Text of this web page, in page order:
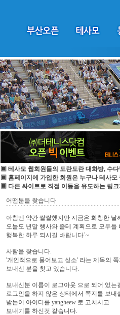
▣ 테사모 웹회원들의 도란도란 대화방, 수
▣ 홈페이지에 가입한 회원은 누구나 테사모
▣ 다른 싸이트로 직접 이동을 유도하는 링
어떤분을 찾습니다
아침엔 약간 쌀쌀했지만 지금은 화창한 날
오늘도 년말 행사와 즐테 계획으로 모두들
행복한 하루 되시길 바랍니다`~
사람을 찾습니다.
'개인적으로 물어보고 싶소' 라는 제목의
보내신 분을 찾고 있습니다.
보내신분 이름이 로그아웃 으로 되어 있는
로그인을 하지 않은 상태에서 쪽지를 보내
받는이 아이디를 yangheew 로 고치시고
보내기를 하신것 같습니다.